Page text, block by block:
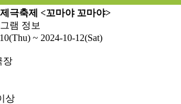
극축제 <꼬마야 꼬마야>
램 정보
~ 2024-10-12(Sat)
장
상